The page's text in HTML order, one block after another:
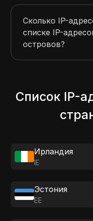
Сколько IP-
списке IP-
островов?
Список IP-
Ирландия
IE
Эстония
EE